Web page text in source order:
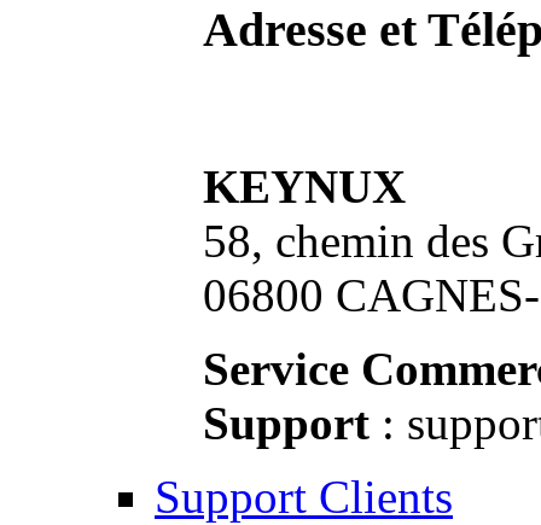
Adresse et
KEYNUX
58, chemin des
06800
Service
Support :
Support Clients